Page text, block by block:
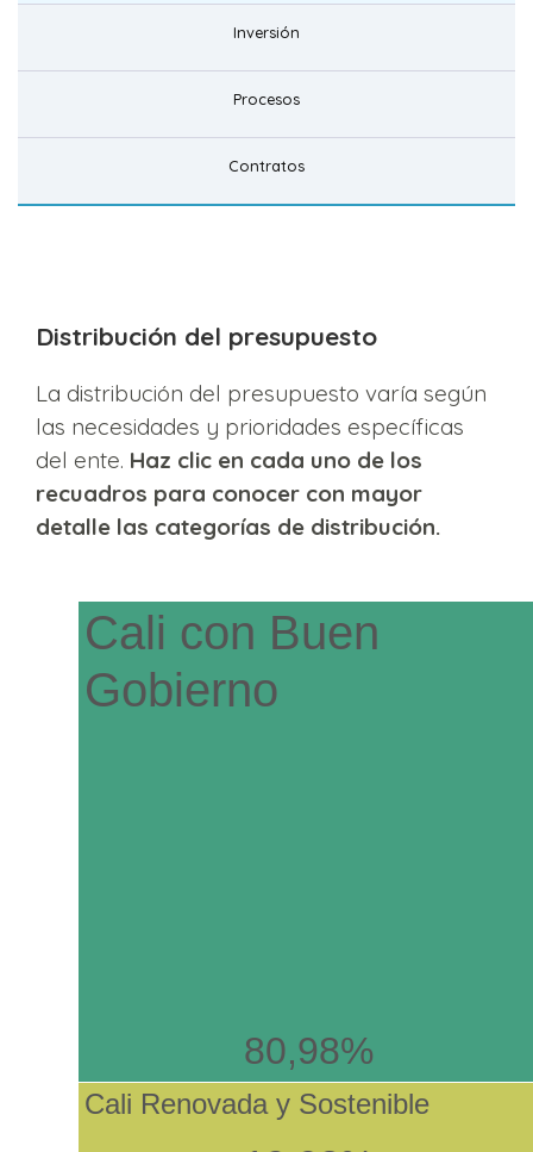
Inversión
Procesos
Contratos
Distribución del presupuesto
La distribución del presupuesto varía según
las necesidades y prioridades específicas
del ente. Haz clic en cada uno de los
recuadros para conocer con mayor
detalle las categorías de distribución.
Cali con Buen
Gobierno
80,98%
Cali Renovada y Sostenible